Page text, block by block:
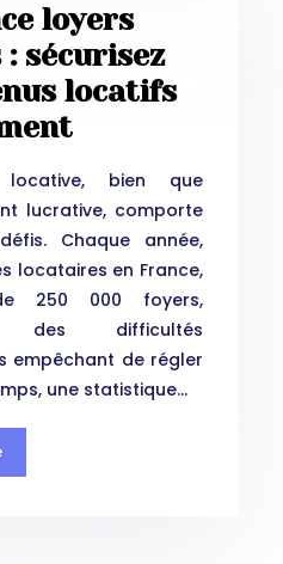
loyers
: sécurisez
locatifs
bien que
lucrative, comporte
Chaque année,
locataires en France,
250 000 foyers,
des difficultés
empêchant de régler
une statistique…